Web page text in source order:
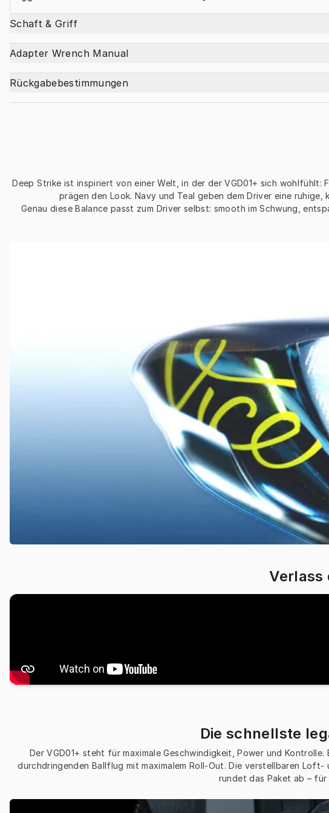
Schaft & Griff
Adapter Wrench Manual
Rückgabebestimmungen
Deep Strike ist inspiriert von einer Welt, in der der VGD01+ sich
prägen den Look. Navy und Teal geben dem Driver eine
Genau diese Balance passt zum Driver selbst: smooth im Schwung,
Verlass
Die schnellste
Der VGD01+ steht für maximale Geschwindigkeit, Power und
durchdringenden Ballflug mit maximalem Roll-Out. Die verstellbaren
rundet das Paket ab –